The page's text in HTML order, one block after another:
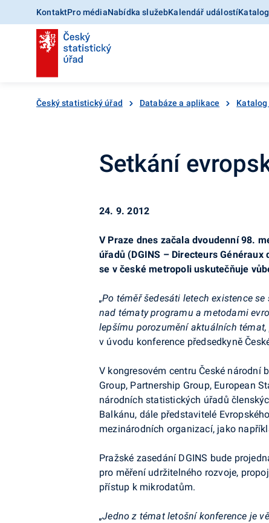
KontaktPro médiaNabídka služebKalendář událostí
Český statistický úřad Databáze a aplikace
Setkání
24. 9. 2012
V Praze dnes začala dvoudenní 98.
úřadů (DGINS – Directeurs
se v české metropoli uskutečňuje
„Po téměř šedesáti letech existence
nad tématy programu a metodami
lepšímu porozumění aktuálních
v úvodu konference předsedkyně
V kongresovém centru České národní
Group, Partnership Group, European
národních statistických úřadů
Balkánu, dále představitelé
mezinárodních organizací, jako
Pražské zasedání DGINS bude
pro měření udržitelného rozvoje,
přístup k mikrodatům.
„Jedno z témat letošní konference je